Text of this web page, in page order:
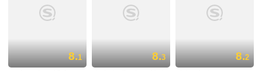
8.1 8.3 8.2